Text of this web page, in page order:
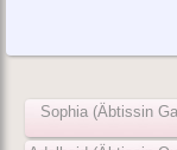
Sophia (Äbtissin